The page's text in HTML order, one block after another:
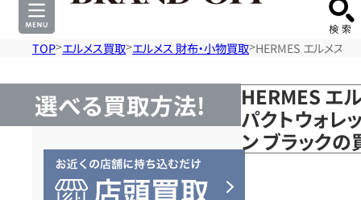
TOP エルメス買取 エルメス 財布・小物買取 HERMES エルメス
選べる買取方法!
HERMES エ
パクトウォレ
ン ブラック